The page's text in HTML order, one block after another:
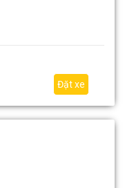
Đặt xe